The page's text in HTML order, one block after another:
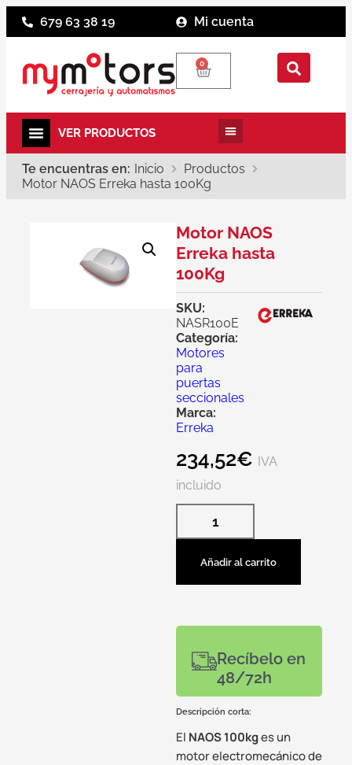
679 63 38 19 Mi cuenta
0
Te encuentras en: Inicio
Productos
Motor NAOS Erreka hasta 100Kg
Motor NAOS
Erreka hasta
100Kg
SKU:
NASR100E
Categoría:
Motores
para
puertas
seccionales
Marca:
Erreka
234,52€ IVA
incluido
Añadir al carrito
Recíbelo en
48/72h
Descripción corta:
El NAOS 100kges un
motor electromecánico de